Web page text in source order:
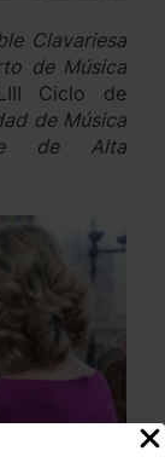
Clavariesa
de Música
Ciclo de
de Música
de Alta